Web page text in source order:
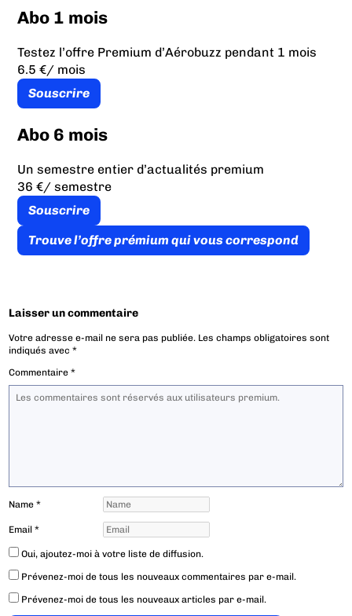
Abo 1 mois
Testez l’offre Premium d’Aérobuzz pendant 1 mois
6.5 €/ mois
Souscrire
Abo 6 mois
Un semestre entier d’actualités premium
36 €/ semestre
Souscrire
Trouve l’offre prémium qui vous correspond
Laisser un commentaire
Votre adresse e-mail ne sera pas publiée. Les champs obligatoires sont
indiqués avec*
Commentaire*
Name*
Email*
Oui, ajoutez-moi à votre liste de diffusion.
Prévenez-moi de tous les nouveaux commentaires par e-mail.
Prévenez-moi de tous les nouveaux articles par e-mail.